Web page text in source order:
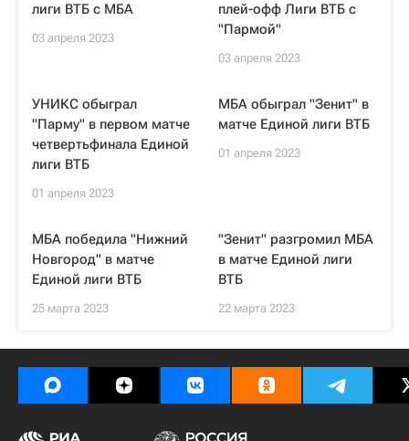
лиги ВТБ с МБА
03 апреля 2023
плей-офф Лиги ВТБ с
"Пармой"
03 апреля 2023
УНИКС обыграл
"Парму" в первом матче
четвертьфинала Единой
лиги ВТБ
01 апреля 2023
МБА обыграл "Зенит" в
матче Единой лиги ВТБ
01 апреля 2023
МБА победила "Нижний
Новгород" в матче
Единой лиги ВТБ
25 марта 2023
"Зенит" разгромил МБА
в матче Единой лиги
ВТБ
22 марта 2023